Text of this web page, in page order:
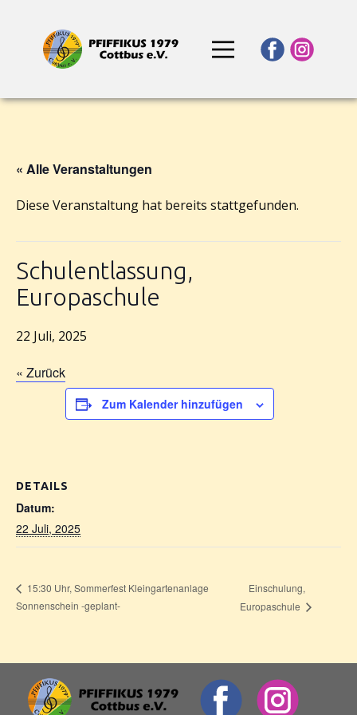
« Alle Veranstaltungen
Diese Veranstaltung hat bereits stattgefunden.
Schulentlassung,
Europaschule
22 Juli, 2025
« Zurück
Zum Kalender hinzufügen
DETAILS
Datum:
22 Juli, 2025
15:30 Uhr, Sommerfest Kleingartenanlage
Sonnenschein -geplant-
Einschulung,
Europaschule